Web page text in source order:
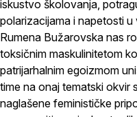
iskustvo školovanja,
polarizacijama i napetosti
Rumena Bužarovska nas
toksičnim maskulinitetom
patrijarhalnim egoizmom
time na onaj tematski okvir
naglašene feminističke